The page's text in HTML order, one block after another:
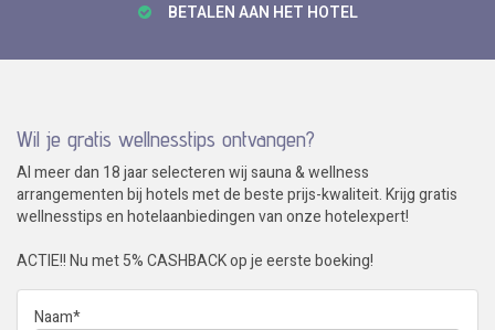
BETALEN AAN HET HOTEL
Wil je gratis wellnesstips ontvangen?
Al meer dan 18 jaar selecteren wij sauna & wellness
arrangementen bij hotels met de beste prijs-kwaliteit. Krijg gratis
wellnesstips en hotelaanbiedingen van onze hotelexpert!
ACTIE!! Nu met 5% CASHBACK op je eerste boeking!
Naam*